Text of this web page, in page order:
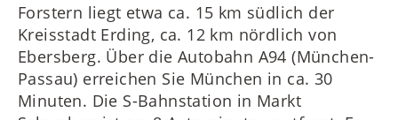
Forstern liegt etwa ca. 15 km südlich der
Kreisstadt Erding, ca. 12 km nördlich von
Ebersberg. Über die Autobahn A94 (München-
Passau) erreichen Sie München in ca. 30
Minuten. Die S-Bahnstation in Markt